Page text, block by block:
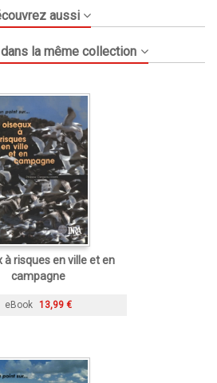
aussi
la même collection
à risques en ville et en
campagne
eBook 13,99 €